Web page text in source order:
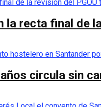
la recta final de
circula sin